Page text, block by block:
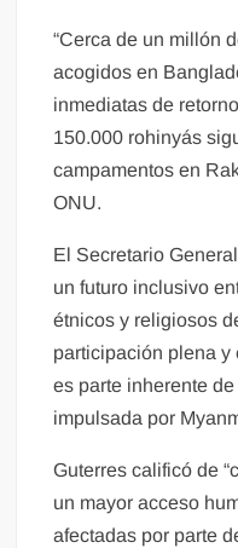
“Cerca de un millón
acogidos en
inmediatas de
150.000 rohinyás
campamentos en
ONU.
El Secretario
un futuro inclusivo
étnicos y religiosos
participación plena
es parte inherente
impulsada por
Guterres calificó de
un mayor acceso
afectadas por parte